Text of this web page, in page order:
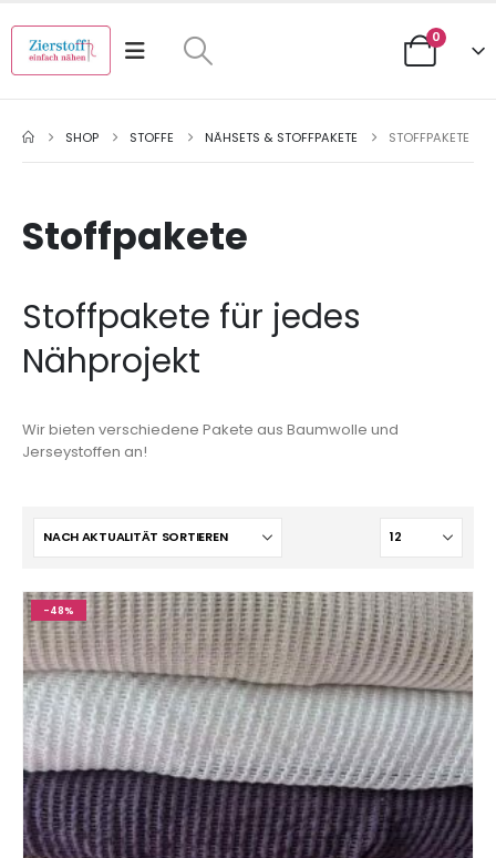
0
SHOP STOFFE NÄHSETS & STOFFPAKETE STOFFPAKETE
Stoffpakete
Stoffpakete für jedes
Nähprojekt
Wir bieten verschiedene Pakete aus Baumwolle und
Jerseystoffen an!
-48%